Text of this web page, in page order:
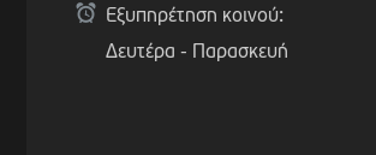
Εξυπηρέτηση κοινού:
Δευτέρα - Παρασκευή